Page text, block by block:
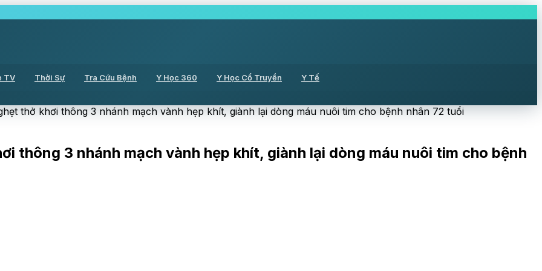
TV Thời Sự Tra Cứu Bệnh Y Học 360 Y Học Cổ Truyền Y Tế
thở khơi thông 3 nhánh mạch vành hẹp khít, giành lại dòng máu nuôi tim cho bệnh nhân 72 tuổi
thông 3 nhánh mạch vành hẹp khít, giành lại dòng máu nuôi tim cho bệnh